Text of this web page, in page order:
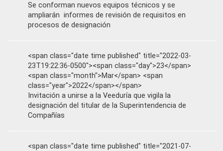
Se conforman nuevos equipos técnicos y se
ampliarán informes de revisión de requisitos en
procesos de designación
<span class="date time published" title="2022-03-
23T19:22:36-0500"><span class="day">23</span>
<span class="month">Mar</span> <span
class="year">2022</span></span>
Invitación a unirse a la Veeduría que vigila la
designación del titular de la Superintendencia de
Compañías
<span class="date time published" title="2021-07-